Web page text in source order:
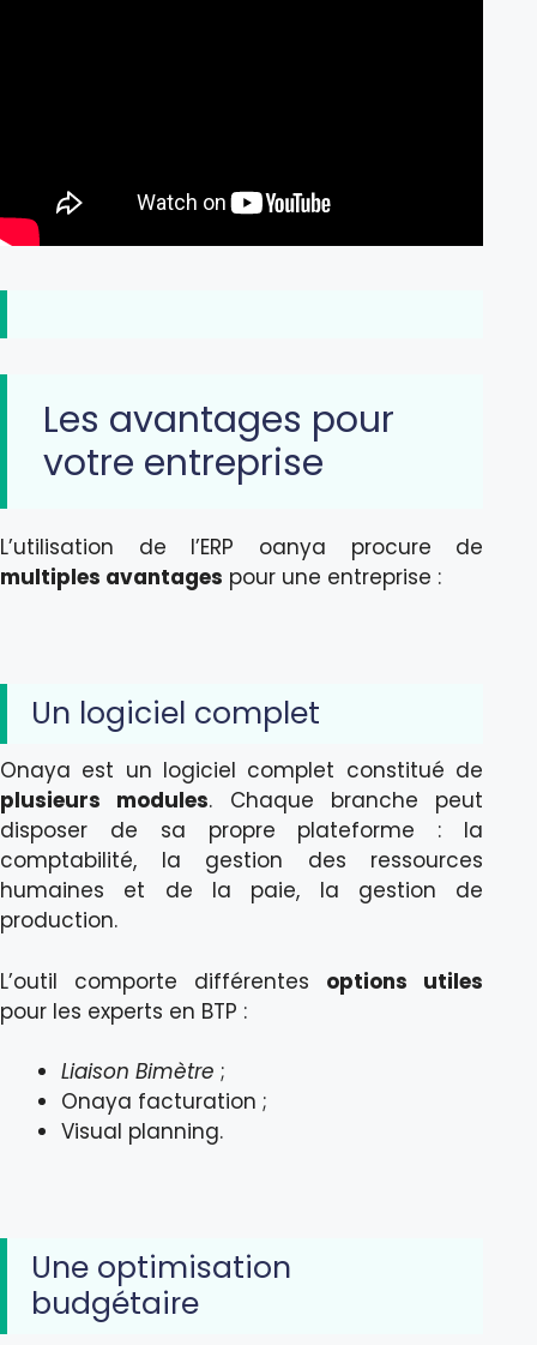
Les avantages pour
votre entreprise
L’utilisation de l’ERP oanya procure de
multiples avantages pour une entreprise :
Un logiciel complet
Onaya est un logiciel complet constitué de
plusieurs modules. Chaque branche peut
disposer de sa propre plateforme : la
comptabilité, la gestion des ressources
humaines et de la paie, la gestion de
production.
L’outil comporte différentes options utiles
pour les experts en BTP :
Liaison Bimètre ;
Onaya facturation ;
Visual planning.
Une optimisation
budgétaire